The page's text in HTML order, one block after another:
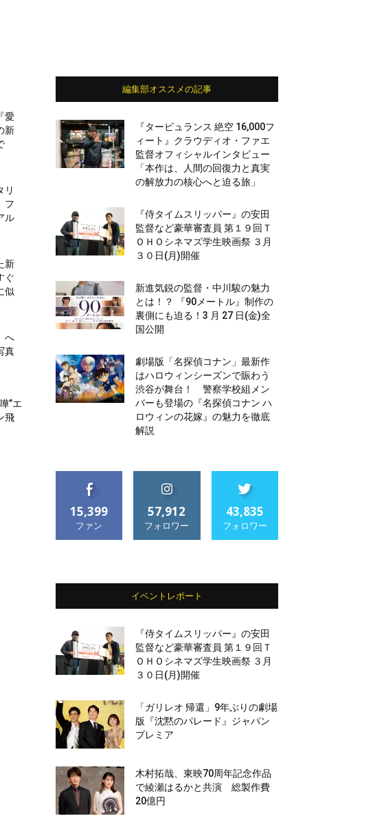
愛
新
リ
フ
ル
新
ぐ
似
へ
真
”エ
飛
編集部オススメの記事
『タービュランス 絶空 16,000フ
ィート』クラウディオ・ファエ
監督オフィシャルインタビュー
「本作は、人間の回復力と真実
の解放力の核心へと迫る旅」
『侍タイムスリッパー』の安田
監督など豪華審査員 第１９回Ｔ
ＯＨＯシネマズ学生映画祭 ３月
３０日(月)開催
新進気鋭の監督・中川駿の魅力
とは！？ 『90メートル』制作の
裏側にも迫る！3 月 27 日(金)全
国公開
劇場版「名探偵コナン」最新作
はハロウィンシーズンで賑わう
渋谷が舞台！ 警察学校組メン
バーも登場の『名探偵コナン ハ
ロウィンの花嫁』の魅力を徹底
解説
15,399
ファン
57,912
フォロワー
43,835
フォロワー
イベントレポート
『侍タイムスリッパー』の安田
監督など豪華審査員 第１９回Ｔ
ＯＨＯシネマズ学生映画祭 ３月
３０日(月)開催
「ガリレオ 帰還」9年ぶりの劇場
版『沈黙のパレード』ジャパン
プレミア
木村拓哉、東映70周年記念作品
で綾瀬はるかと共演 総製作費
20億円